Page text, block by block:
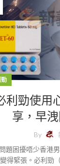
利勁使用
享，早
By
題困擾唔少香港
得緊張。必利勁